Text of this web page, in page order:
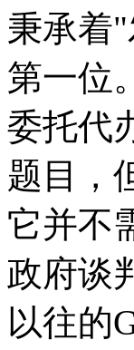
秉承着
第一位
委托代
题目，
它并不
政府谈
以往的